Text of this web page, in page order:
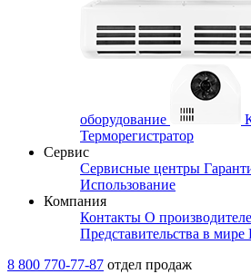
оборудование
Терморегистратор
Сервис
Сервисные центры
Использование
Компания
Контакты О производителе
Представительства в мире
8 800 770-77-87 отдел продаж